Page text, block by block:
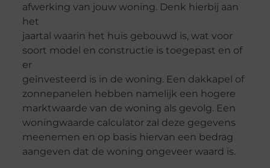
afwerking van jouw woning. Denk hierbij aan
het
jaartal waarin het huis gebouwd is, wat voor
soort model en constructie is toegepast en of
er
geïnvesteerd is in de woning. Een dakkapel of
zonnepanelen hebben namelijk een hogere
marktwaarde van de woning als gevolg. Een
woningwaarde calculator zal deze gegevens
meenemen en op basis hiervan een bedrag
aangeven dat de woning ongeveer waard is.